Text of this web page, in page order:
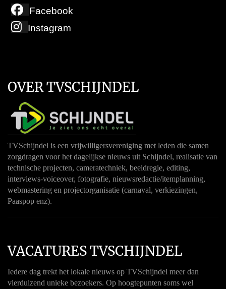
Facebook
Instagram
OVER TVSCHIJNDEL
TVSchijndel is een vrijwilligersvereniging met leden die samen
zorgdragen voor het dagelijkse nieuws uit Schijndel, realisatie van
technische projecten, cameratechniek, beeldregie, editing,
interviews-voiceover, fotografie, nieuwsredactie/itemplanning,
webmastering en projectorganisatie (carnaval, verkiezingen,
Paaspop enz).
VACATURES TVSCHIJNDEL
Iedere dag trekt het lokale nieuws op TVSchijndel meer dan
vierduizend unieke bezoekers. Op hoogtepunten soms wel